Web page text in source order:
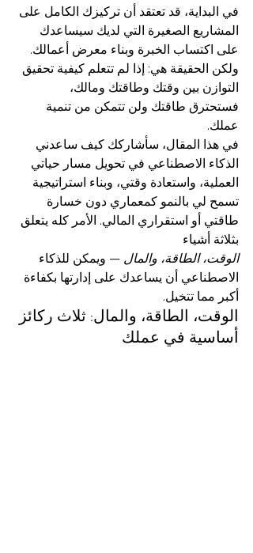
في البداية، قد تعتقد أن تركيزك الكامل على
المشاريع الصغيرة التي لديك سيساعدك
على اكتساب الخبرة وبناء معرض أعمالك.
ولكن الحقيقة هي: إذا لم تتعلم كيفية تحقيق
التوازن بين وقتك وطاقتك ومالك،
فستحترق طاقتك ولن تتمكن من تنمية
عملك.
في هذا المقال، سأشاركك كيف ساعدني
الذكاء الاصطناعي في تحويل مسار حياتي
العملية، واستعادة وقتي، وبناء استراتيجية
تسمح لي بالنمو كمعماري دون خسارة
طاقتي أو استقراري المالي. الأمر كله يتعلق
بثلاثة أشياء
الوقت، الطاقة، والمال — ويمكن للذكاء
الاصطناعي أن يساعدك على إدارتها بكفاءة
أكبر مما تتخيل.
الوقت، الطاقة، والمال: ثلاث ركائز
أساسية في عملك